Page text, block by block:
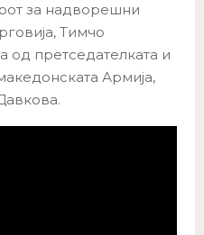
за надворешни
Тимчо
од претседателката и
Армија,